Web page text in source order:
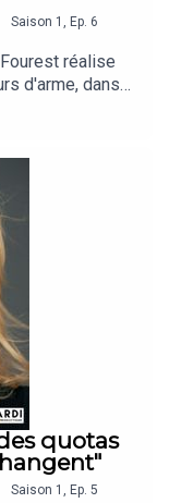
Saison 1 , Ep. 6
réalise
d'arme, dans
battent contre
de son
inspirations de
partenariat
:
Matilde
: Ilias
quotas
Saison 1 , Ep. 5